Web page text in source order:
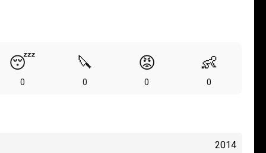
😴
0
🔪
0
😡
0
👶
0
2014